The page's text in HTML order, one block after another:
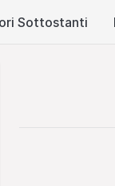
Sottostanti